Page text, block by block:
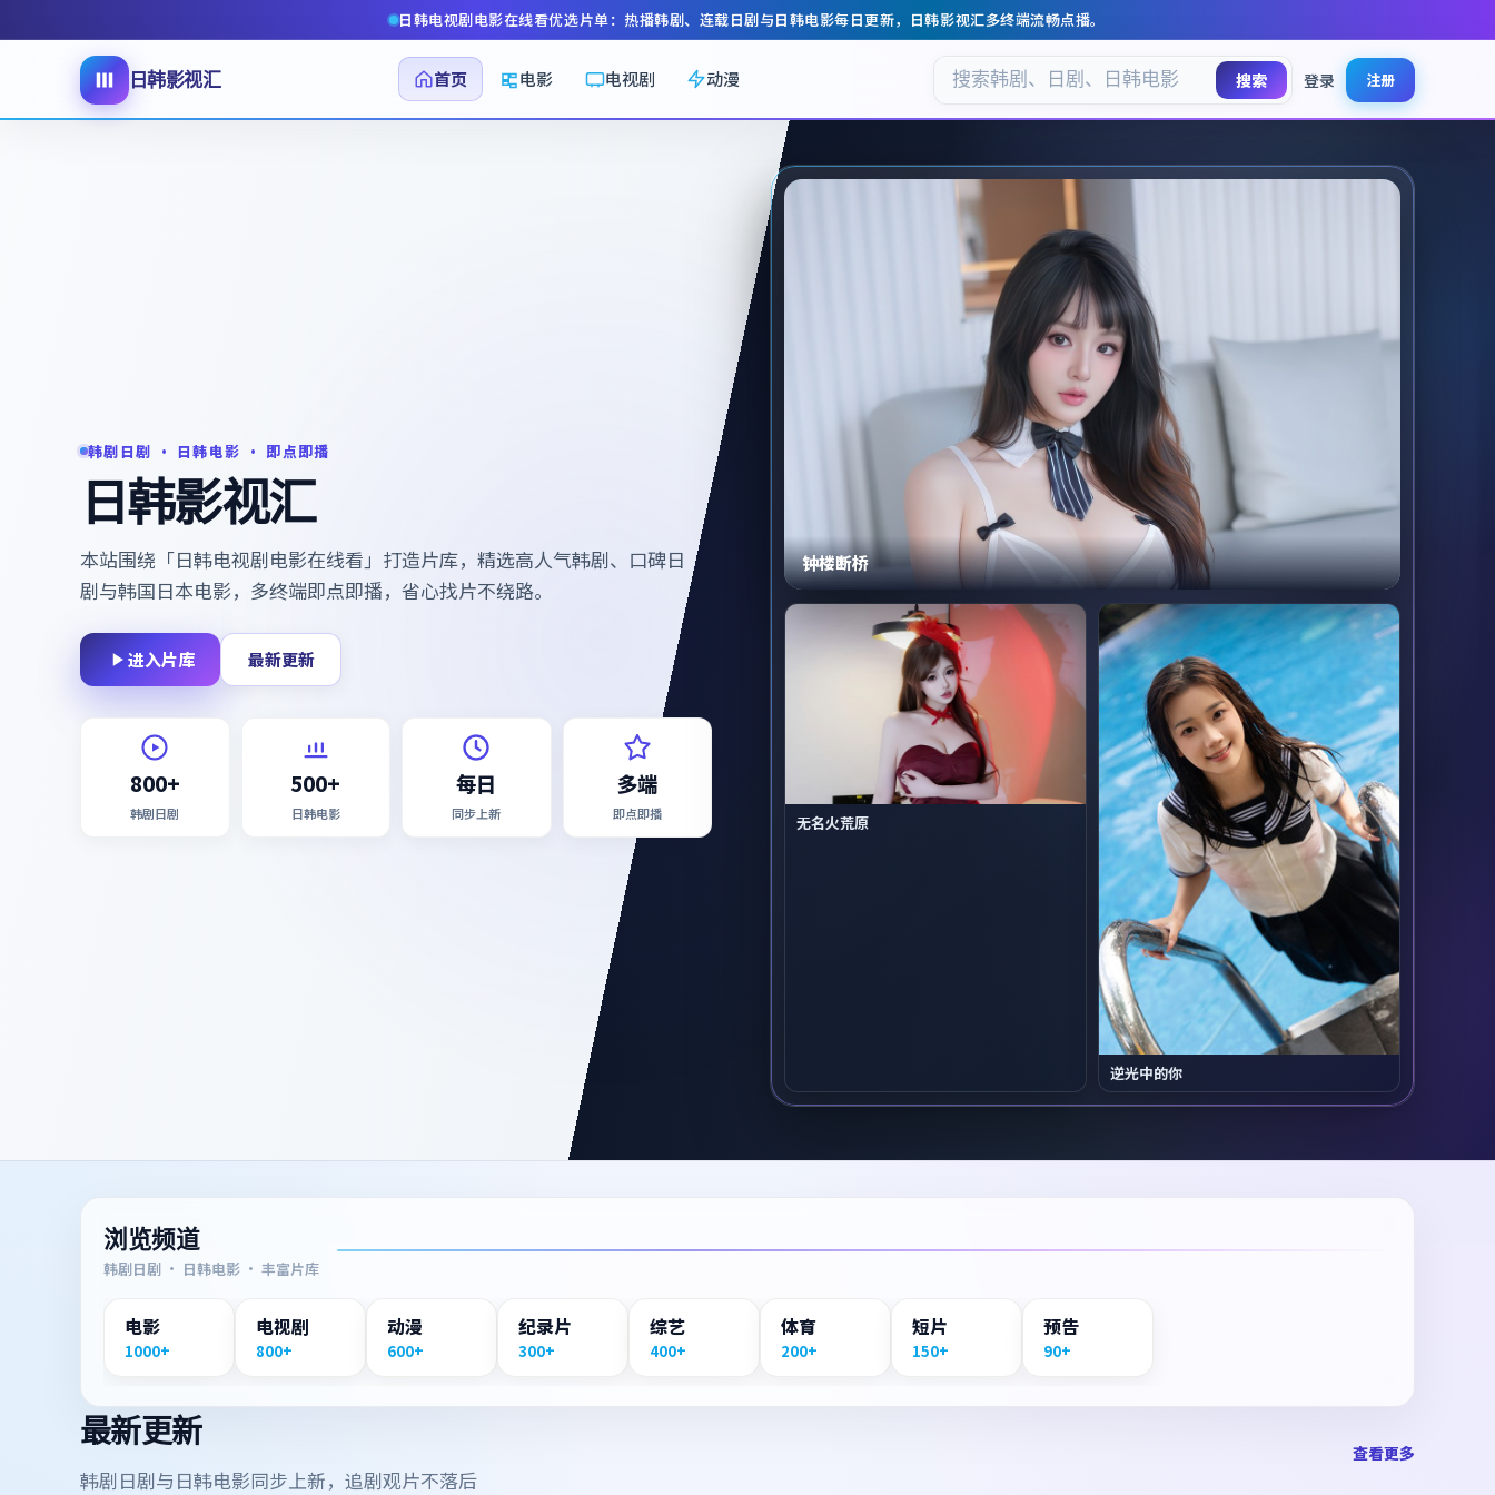
日韩电视剧电影在线看优选片单：热播韩剧、连载日剧与日韩电影每日更新， 日韩影视汇多终端流畅点播。
日韩影视汇 首页 电影 电视剧 动漫 搜索 登录 注册
韩剧日剧 · 日韩电影 · 即点即播
日韩影视汇
本站围绕「日韩电视剧电影在线看 」打造片库，精选高人气韩剧、口碑日
剧与韩国日本电影，多终端即点即播，省心找片不绕路。
进入片库 最新更新
800+
韩剧日剧
500+
日韩电影
每日
同步上新
多端
即点即播
钟楼断桥
无名火荒原
逆光中的你
浏览频道
韩剧日剧 · 日韩电影 · 丰富片库
电影
1000+
电视剧
800+
动漫
600+
纪录片
300+
综艺
400+
体育
200+
短片
150+
预告
90+
最新更新
韩剧日剧与日韩电影同步上新，追剧观片不落后
查看更多